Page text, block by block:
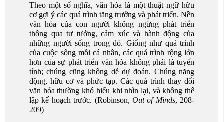
Theo một số nghĩa, văn hóa là một thuật ngữ hữu
cơ gợi ý các quá trình tăng trưởng và phát triển. Nền
văn hóa của con người không ngừng phát triển
thông qua tư tưởng, cảm xúc và hành động của
những người sống trong đó. Giống như quá trình
của cuộc sống mỗi cá nhân, các quá trình rộng lớn
hơn của sự phát triển văn hóa không phải là tuyến
tính; chúng cũng không dễ dự đoán. Chúng năng
động, hữu cơ và phức tạp. Các quá trình thay đổi
văn hóa thường khó hiểu khi nhìn lại, và không thể
lập kế hoạch trước. (Robinson, Out of Minds, 208-
209)